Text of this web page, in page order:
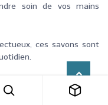
soin de vos mains
ces savons sont